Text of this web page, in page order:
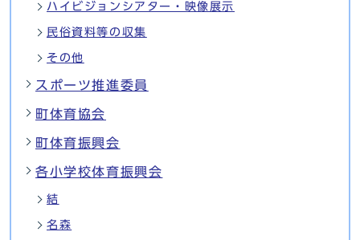
ハイビジョンシアター・映像展示
民俗資料等の収集
その他
スポーツ推進委員
町体育協会
町体育振興会
各小学校体育振興会
結
名森